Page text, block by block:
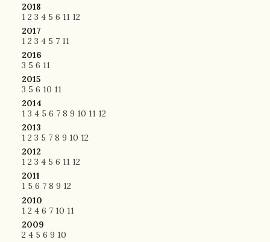
2018
1 2 3 4 5 6 11 12
2017
1 2 3 4 5 7 11
2016
3 5 6 11
2015
3 5 6 10 11
2014
1 3 4 5 6 7 8 9 10 11 12
2013
1 2 3 5 7 8 9 10 12
2012
1 2 3 4 5 6 11 12
2011
1 5 6 7 8 9 12
2010
1 2 4 6 7 10 11
2009
2 4 5 6 9 10